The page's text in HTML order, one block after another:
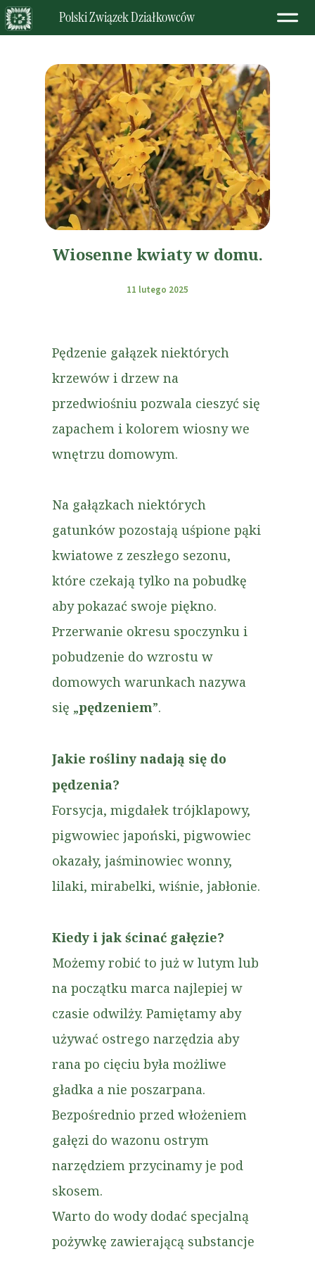
Polski Związek Działkowców
11 lutego 2025
Wiosenne kwiaty w domu.
Pędzenie gałązek niektórych
krzewów i drzew na
przedwiośniu pozwala cieszyć się
zapachem i kolorem wiosny we
wnętrzu domowym.
Na gałązkach niektórych
gatunków pozostają uśpione pąki
kwiatowe z zeszłego sezonu,
które czekają tylko na pobudkę
aby pokazać swoje piękno.
Przerwanie okresu spoczynku i
pobudzenie do wzrostu w
domowych warunkach nazywa
się „pędzeniem”.
Jakie rośliny nadają się do
pędzenia?
Forsycja, migdałek trójklapowy,
pigwowiec japoński, pigwowiec
okazały, jaśminowiec wonny,
lilaki, mirabelki, wiśnie, jabłonie.
Kiedy i jak ścinać gałęzie?
Możemy robić to już w lutym lub
na początku marca najlepiej w
czasie odwilży. Pamiętamy aby
używać ostrego narzędzia aby
rana po cięciu była możliwe
gładka a nie poszarpana.
Bezpośrednio przed włożeniem
gałęzi do wazonu ostrym
narzędziem przycinamy je pod
skosem.
Warto do wody dodać specjalną
pożywkę zawierającą substancje